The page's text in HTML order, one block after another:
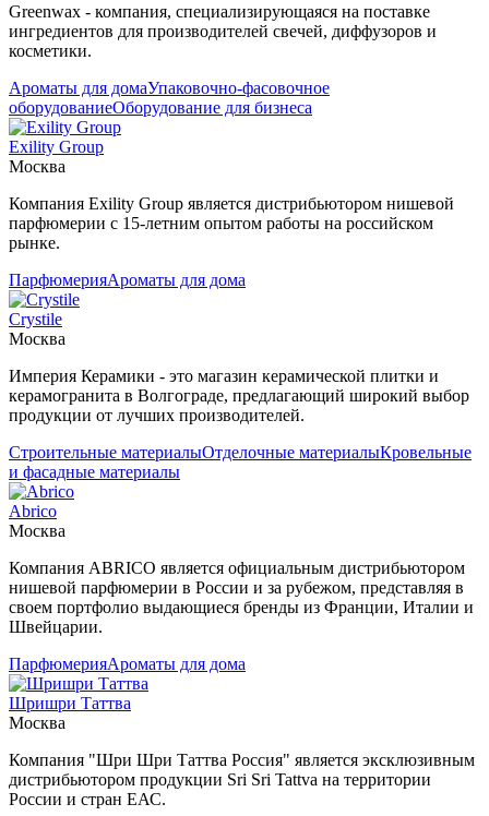
Greenwax - компания, специализирующаяся на поставке
ингредиентов для производителей свечей, диффузоров и
косметики.
Ароматы для домаУпаковочно-фасовочное
оборудованиеОборудование для бизнеса
Exility Group
Москва
Компания Exility Group является дистрибьютором нишевой
парфюмерии с 15-летним опытом работы на российском
рынке.
ПарфюмерияАроматы для дома
Crystile
Москва
Империя Керамики - это магазин керамической плитки и
керамогранита в Волгограде, предлагающий широкий выбор
продукции от лучших производителей.
Строительные материалыОтделочные материалыКровельные
и фасадные материалы
Abrico
Москва
Компания ABRICO является официальным дистрибьютором
нишевой парфюмерии в России и за рубежом, представляя в
своем портфолио выдающиеся бренды из Франции, Италии и
Швейцарии.
ПарфюмерияАроматы для дома
Шришри Таттва
Москва
Компания "Шри Шри Таттва Россия" является эксклюзивным
дистрибьютором продукции Sri Sri Tattva на территории
России и стран ЕАС.